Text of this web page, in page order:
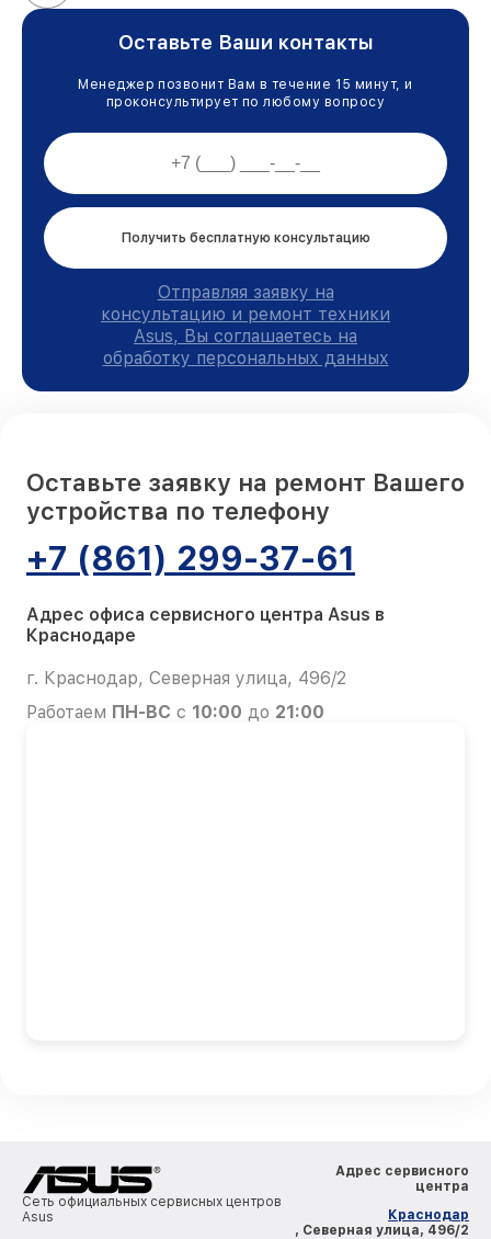
Оставьте Ваши контакты
Менеджер позвонит Вам в течение 15 минут, и
проконсультирует по любому вопросу
Получить бесплатную консультацию
Отправляя заявку на
консультацию и ремонт техники
Asus, Вы соглашаетесь на
обработку персональных данных
Оставьте заявку на ремонт Вашего
устройства по телефону
+7 (861) 299-37-61
Адрес офиса сервисного центра Asus в
Краснодаре
г. Краснодар, Северная улица, 496/2
Работаем ПН-ВС с 10:00 до 21:00
Сеть официальных сервисных центров
Asus
Адрес сервисного
центра
Краснодар
, Северная улица, 496/2